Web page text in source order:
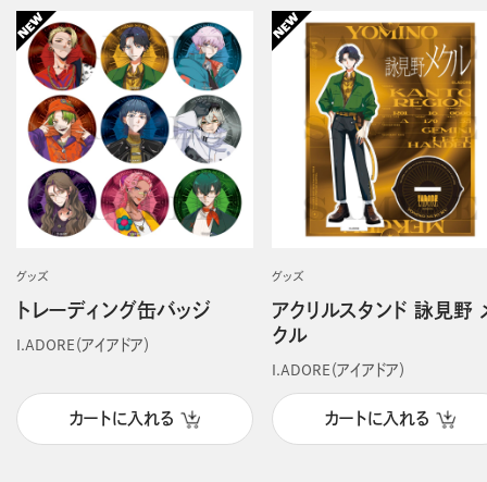
グッズ
トレーディング缶バッジ
I.ADORE（アイアドア）
カートに入れる
グッズ
アクリルスタンド 詠見野
クル
I.ADORE（アイアドア）
カートに入れる